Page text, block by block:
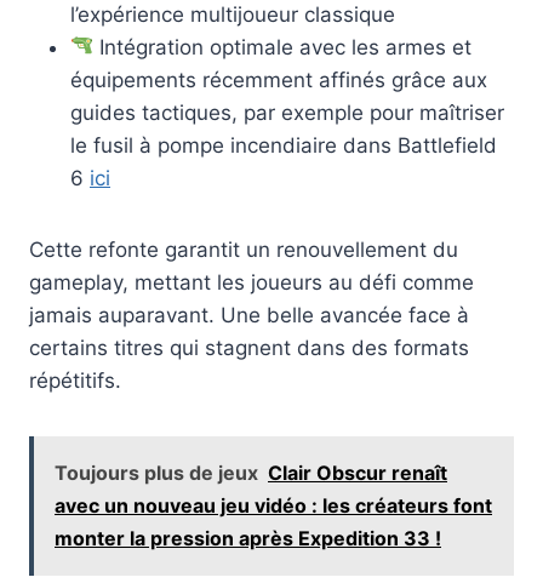
l’expérience multijoueur classique
Intégration optimale avec les armes et
équipements récemment affinés grâce aux
guides tactiques, par exemple pour maîtriser
le fusil à pompe incendiaire dans Battlefield
6 ici
Cette refonte garantit un renouvellement du
gameplay, mettant les joueurs au défi comme
jamais auparavant. Une belle avancée face à
certains titres qui stagnent dans des formats
répétitifs.
Toujours plus de jeux Clair Obscur renaît
avec un nouveau jeu vidéo : les créateurs font
monter la pression après Expedition 33 !